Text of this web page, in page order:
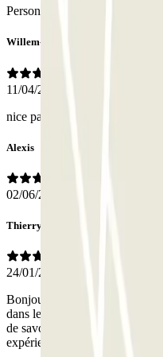
Personnel
Willem-Jan
11/04/2026
nice parking, close to city centre
Alexis
02/06/2025
Thierry
24/01/2025
Bonjour, Certaines
dans le parking, lorsque je
de savoir qu on peut se garer
expérience concluante,je